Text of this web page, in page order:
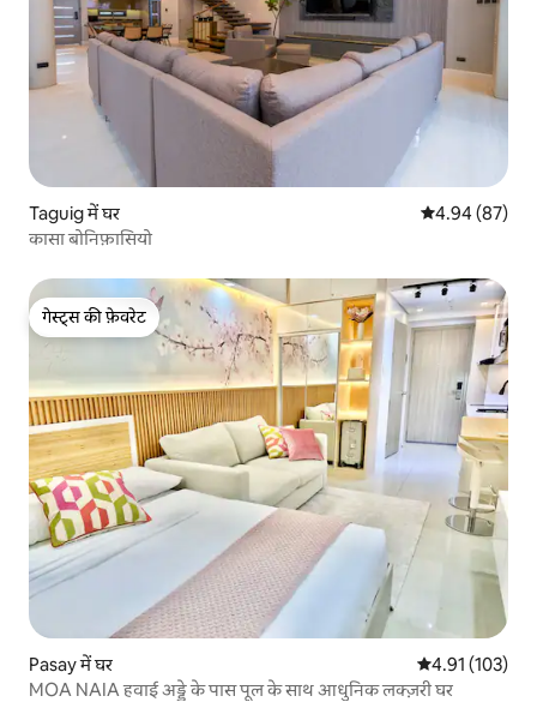
Taguig में घर औसत रेटिंग 5 में
4.94 (87)
कासा बोनिफ़ासियो
गेस्ट्स की फ़ेवरेट
गेस्ट्स की फ़ेवरेट
Pasay में घर औसत रेटिंग 5 में से
4.91 (103)
MOA NAIA हवाई अड्डे के पास पूल के साथ आधुनिक लक्ज़री घर